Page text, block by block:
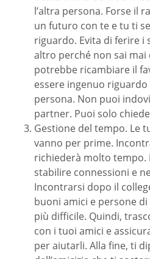
l’altra persona. Forse il
un futuro con te e tu ti
riguardo. Evita di ferire i
altro perché non sai
potrebbe ricambiare il
essere ingenuo
persona. Non puoi
partner. Puoi solo
Gestione del tempo. Le
vanno per prime.
richiederà molto tempo.
stabilire connessioni e
Incontrarsi dopo il
buoni amici e persone
più difficile. Quindi,
con i tuoi amici e
per aiutarli. Alla fine, ti